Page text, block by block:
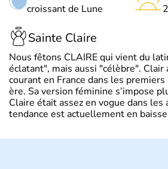
croissant de Lune
Sainte Claire
Nous fêtons CLAIRE qui vient du
éclatant", mais aussi "célèbre".
courant en France dans les
ère. Sa version féminine s’impose
Claire était assez en vogue dans les
tendance est actuellement en